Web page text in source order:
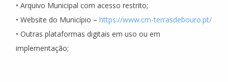
• Arquivo Municipal com acesso restrito;
• Website do Município – https://www.cm-terrasdebouro.pt/
• Outras plataformas digitais em uso ou em
implementação;